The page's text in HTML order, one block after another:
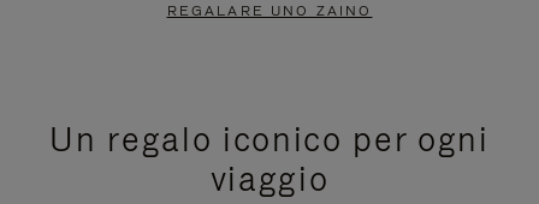
REGALARE UNO ZAINO
Un regalo iconico per ogni
viaggio